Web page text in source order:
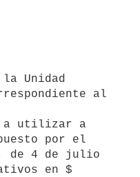
al
a utilizar a
por el
de 4 de julio
en $